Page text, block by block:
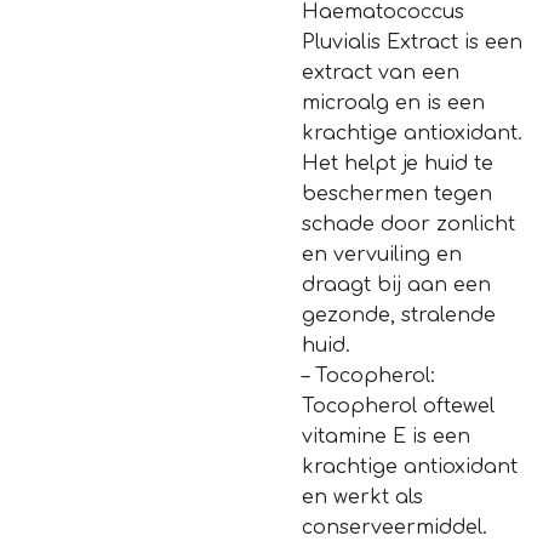
Haematococcus
Pluvialis Extract is een
extract van een
microalg en is een
krachtige antioxidant.
Het helpt je huid te
beschermen tegen
schade door zonlicht
en vervuiling en
draagt bij aan een
gezonde, stralende
huid.
– Tocopherol:
Tocopherol oftewel
vitamine E is een
krachtige antioxidant
en werkt als
conserveermiddel.